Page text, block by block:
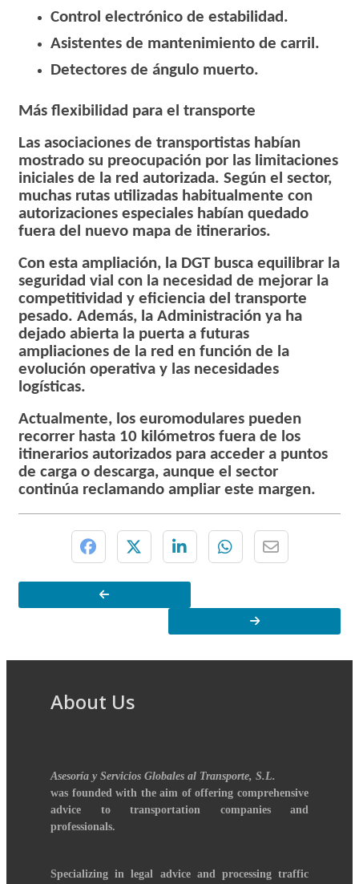
Control electrónico de estabilidad.
Asistentes de mantenimiento de carril.
Detectores de ángulo muerto.
Más flexibilidad para el transporte
Las asociaciones de transportistas habían
mostrado su preocupación por las limitaciones
iniciales de la red autorizada. Según el sector,
muchas rutas utilizadas habitualmente con
autorizaciones especiales habían quedado
fuera del nuevo mapa de itinerarios.
Con esta ampliación, la DGT busca equilibrar la
seguridad vial con la necesidad de mejorar la
competitividad y eficiencia del transporte
pesado. Además, la Administración ya ha
dejado abierta la puerta a futuras
ampliaciones de la red en función de la
evolución operativa y las necesidades
logísticas.
Actualmente, los euromodulares pueden
recorrer hasta 10 kilómetros fuera de los
itinerarios autorizados para acceder a puntos
de carga o descarga, aunque el sector
continúa reclamando ampliar este margen.
About Us
Asesoría y Servicios Globales al Transporte, S.L.
was founded with the aim of offering comprehensive
advice to transportation companies and
professionals.
Specializing in legal advice and processing traffic